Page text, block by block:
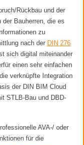
Rückbau und der
der Bauherren, die es
zu
nach der DIN 276
sich digital miteinander
einen sehr einfachen
verknüpfte Integration
der DIN BIM Cloud
STLB-Bau und DBD-
AVA-/ oder
für die